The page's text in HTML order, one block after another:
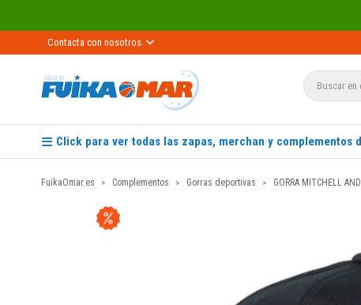
Contacta con nosotros
Click para ver todas las zapas, merchan y complementos
FuikaOmar.es Complementos Gorras deportivas GORRA MITCHELL